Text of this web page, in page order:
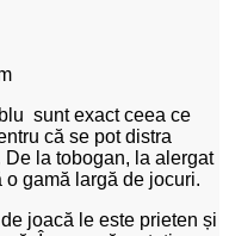
sunt exact ceea ce
că se pot distra
la tobogan, la alergat
gamă largă de jocuri.
joacă le este prieten și